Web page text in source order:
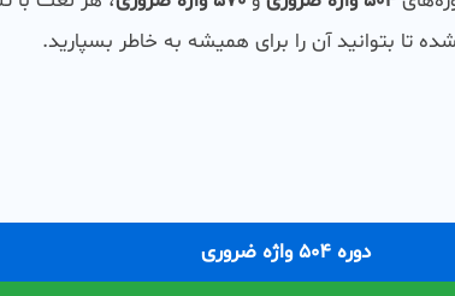
تا بتوانید آن را برای همیشه به خاطر بسپارید.
دوره 504 واژه ضروری